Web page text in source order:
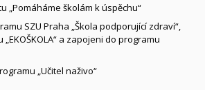
„Pomáháme školám k úspěchu“
SZU Praha „Škola podporující zdraví“,
a zapojeni do programu
„Učitel naživo“